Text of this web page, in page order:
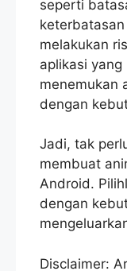
seperti
melakukan
aplikasi
menemukan
dengan
Jadi, tak
membuat
Android.
dengan
Disclaimer: